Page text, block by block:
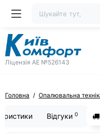
Ліцензія AE №526143
Головна Опалювальна
Відгуки 0